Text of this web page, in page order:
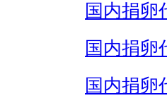
国内捐卵
国内捐卵
国内捐卵